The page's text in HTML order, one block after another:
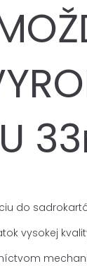
do
vysokej